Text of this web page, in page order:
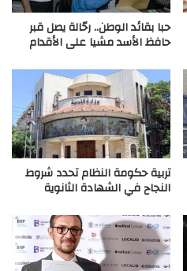
حبا بقائد الوطن.. رحّالة يصل قبر
حافظ الأسد مشيا على الأقدام
تربية حكومة النظام تحدد شروط
النجاح في الشهادة الثانوية